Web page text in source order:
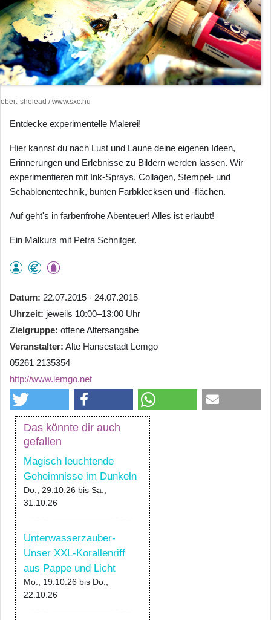
shelead / www.sxc.hu
Entdecke experimentelle Malerei!
Hier kannst du nach Lust und Laune deine eigenen Ideen,
Erinnerungen und Erlebnisse zu Bildern werden lassen. Wir
experimentieren mit Ink-Sprays, Collagen, Stempel- und
Schablonentechnik, bunten Farbklecksen und -flächen.
Auf geht's in farbenfrohe Abenteuer! Alles ist erlaubt!
Ein Malkurs mit Petra Schnitger.
Datum 22.07.2015 - 24.07.2015
Uhrzeit jeweils 10:00–13:00 Uhr
Zielgruppe offene Altersangabe
Veranstalter Alte Hansestadt Lemgo
05261 2135354
http://www.lemgo.net
Das könnte dir auch
gefallen
Magisch leuchtende
Geheimnisse im Dunkeln
Do., 29.10.26 bis Sa.,
31.10.26
Unterwasserzauber-
Unser XXL-Korallenriff
aus Pappe und Licht
Mo., 19.10.26 bis Do.,
22.10.26